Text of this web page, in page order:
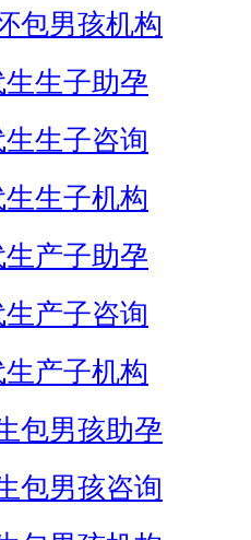
包男孩机构
生子助孕
生子咨询
生子机构
产子助孕
产子咨询
产子机构
包男孩助孕
包男孩咨询